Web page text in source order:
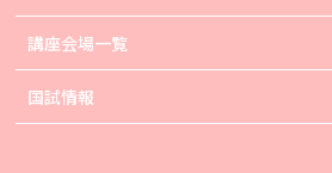
講座会場一覧
国試情報